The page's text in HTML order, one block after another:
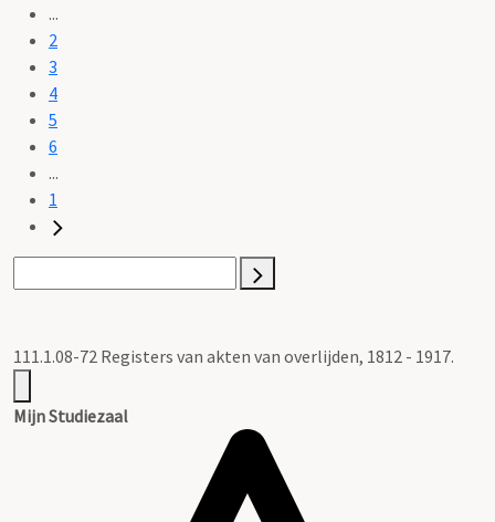
...
2
3
4
5
6
...
1
111.1.08-72 Registers van akten van overlijden, 1812 - 1917.
Mijn Studiezaal